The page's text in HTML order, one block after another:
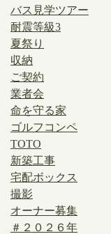
バス見学ツアー
耐震等級3
夏祭り
収納
ご契約
業者会
命を守る家
ゴルフコンペ
TOTO
新築工事
宅配ボックス
撮影
オーナー募集
＃２０２６年